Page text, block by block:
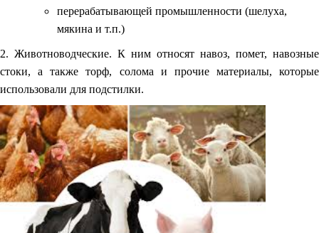
перерабатывающей промышленности (шелуха,
мякина и т.п.)
2. Животноводческие. К ним относят навоз, помет, навозные
стоки, а также торф, солома и прочие материалы, которые
использовали для подстилки.